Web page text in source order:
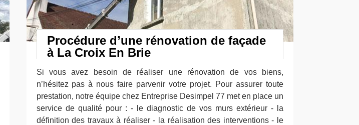
Procédure d’une rénovation de façade
à La Croix En Brie
Si vous avez besoin de réaliser une rénovation de vos biens,
n’hésitez pas à nous faire parvenir votre projet. Pour assurer toute
prestation, notre équipe chez Entreprise Desimpel 77 met en place un
service de qualité pour : - le diagnostic de vos murs extérieur - la
définition des travaux à réaliser - la réalisation des interventions - le